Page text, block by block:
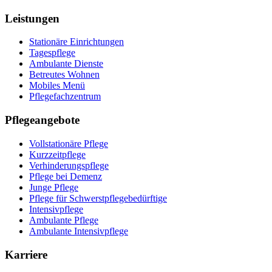
Leistungen
Stationäre Einrichtungen
Tagespflege
Ambulante Dienste
Betreutes Wohnen
Mobiles Menü
Pflegefachzentrum
Pflegeangebote
Vollstationäre Pflege
Kurzzeitpflege
Verhinderungspflege
Pflege bei Demenz
Junge Pflege
Pflege für Schwerstpflegebedürftige
Intensivpflege
Ambulante Pflege
Ambulante Intensivpflege
Karriere